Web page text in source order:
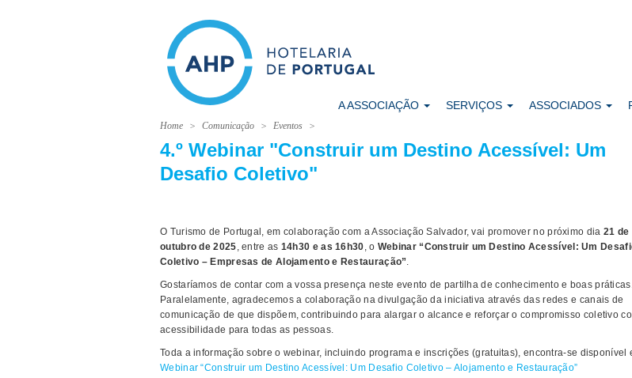
A ASSOCIAÇÃO SERVIÇOS ASSOCIADOS
Home Comunicação Eventos
4.º Webinar "Construir um Destino Acessível: Um
Desafio Coletivo"
O Turismo de Portugal, em colaboração com a Associação Salvador, vai promover no próximo dia 21 de
outubro de 2025, entre as 14h30 e as 16h30, o Webinar “Construir um Destino Acessível: Um
Coletivo – Empresas de Alojamento e Restauração”.
Gostaríamos de contar com a vossa presença neste evento de partilha de conhecimento e boas
Paralelamente, agradecemos a colaboração na divulgação da iniciativa através das redes e canais de
comunicação de que dispõem, contribuindo para alargar o alcance e reforçar o compromisso coletivo
acessibilidade para todas as pessoas.
Toda a informação sobre o webinar, incluindo programa e inscrições (gratuitas), encontra-se disponível
Webinar “Construir um Destino Acessível: Um Desafio Coletivo – Alojamento e Restauração”